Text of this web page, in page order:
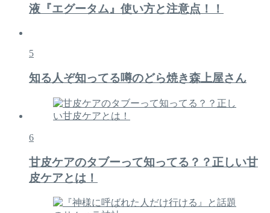
液『エグータム』使い方と注意点！！
5
知る人ぞ知ってる噂のどら焼き森上屋さん
6
甘皮ケアのタブーって知ってる？？正しい甘
皮ケアとは！